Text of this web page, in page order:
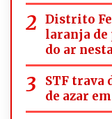
Distrito
laranja de
do ar
STF trava
de azar